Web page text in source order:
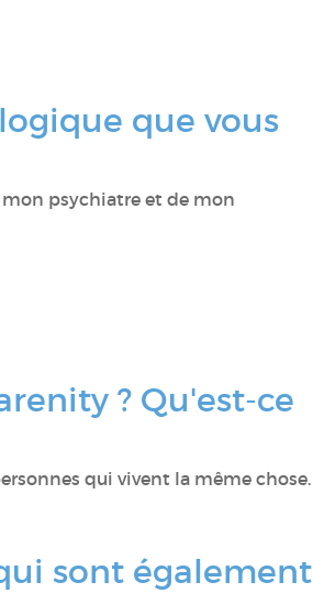
que vous
psychiatre et de mon
? Qu'est-ce
qui vivent la même chose.
sont également